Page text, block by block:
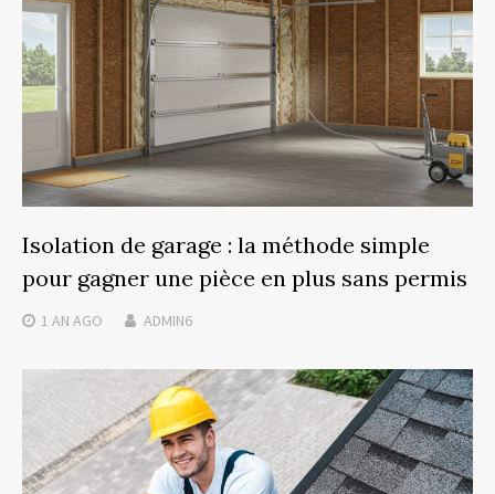
Isolation de garage : la méthode simple
pour gagner une pièce en plus sans permis
1 AN AGO ADMIN6